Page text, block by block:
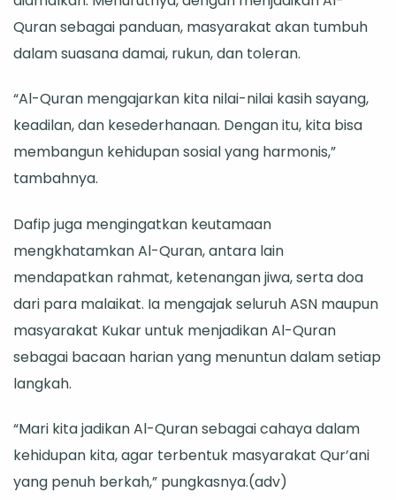
Quran sebagai panduan, masyarakat akan tumbuh
dalam suasana damai, rukun, dan toleran.
“Al-Quran mengajarkan kita nilai-nilai kasih sayang,
keadilan, dan kesederhanaan. Dengan itu, kita bisa
membangun kehidupan sosial yang harmonis,”
tambahnya.
Dafip juga mengingatkan keutamaan
mengkhatamkan Al-Quran, antara lain
mendapatkan rahmat, ketenangan jiwa, serta doa
dari para malaikat. Ia mengajak seluruh ASN maupun
masyarakat Kukar untuk menjadikan Al-Quran
sebagai bacaan harian yang menuntun dalam setiap
langkah.
“Mari kita jadikan Al-Quran sebagai cahaya dalam
kehidupan kita, agar terbentuk masyarakat Qur’ani
yang penuh berkah,” pungkasnya.(adv)